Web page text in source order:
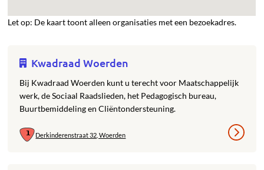
Let op: De kaart toont alleen organisaties met een bezoekadres.
Kwadraad Woerden
Bij Kwadraad Woerden kunt u terecht voor Maatschappelijk
werk, de Sociaal Raadslieden, het Pedagogisch bureau,
Buurtbemiddeling en Cliëntondersteuning.
Derkinderenstraat 32, Woerden